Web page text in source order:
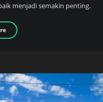
menjadi semakin penting.